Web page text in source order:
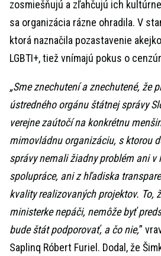
zosmiešňujú a zľahčujú ich
sa organizácia rázne ohradila. V
ktorá naznačila pozastavenie
LGBTI+, tiež vnímajú pokus o
„Sme znechutení a znechutené, že
ústredného orgánu štátnej správy
verejne zaútočí na konkrétnu
mimovládnu organizáciu, s ktorou
správy nemali žiadny problém ani
spolupráce, ani z hľadiska
kvality realizovaných projektov. To,
ministerke nepáči, nemôže byť
bude štát podporovať, a čo nie,”
Saplinq Róbert Furiel. Dodal, že